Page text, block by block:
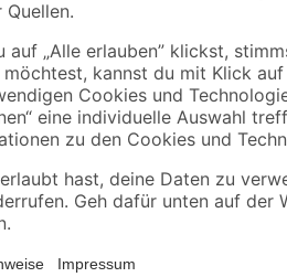
Schütte
Brauseschlauch
14,99€